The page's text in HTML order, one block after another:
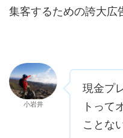
集客するための誇大広
小岩井
現金プ
トって
ことな